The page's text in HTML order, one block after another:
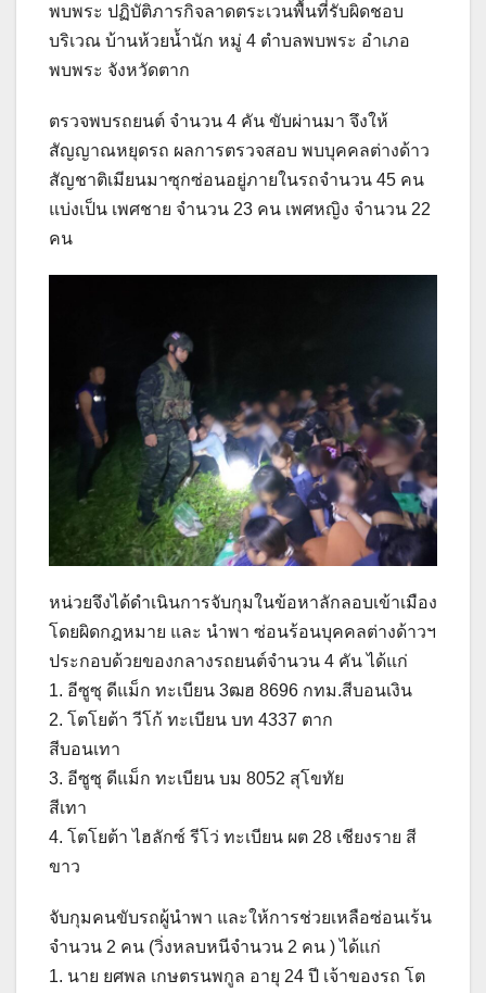
พบพระ ปฏิบัติภารกิจลาดตระเวนพื้นที่รับผิดชอบ
บริเวณ บ้านห้วยน้ำนัก หมู่ 4 ตำบลพบพระ อำเภอ
พบพระ จังหวัดตาก
ตรวจพบรถยนต์ จำนวน 4 คัน ขับผ่านมา จึงให้
สัญญาณหยุดรถ ผลการตรวจสอบ พบบุคคลต่างด้าว
สัญชาติเมียนมาซุกซ่อนอยู่ภายในรถจำนวน 45 คน
แบ่งเป็น เพศชาย จำนวน 23 คน เพศหญิง จำนวน 22
คน
หน่วยจึงได้ดำเนินการจับกุมในข้อหาลักลอบเข้าเมือง
โดยผิดกฎหมาย และ นำพา ซ่อนร้อนบุคคลต่างด้าวฯ
ประกอบด้วยของกลางรถยนต์จำนวน 4 คัน ได้แก่
1. อีซูซุ ดีแม็ก ทะเบียน 3ฒฮ 8696 กทม.สีบอนเงิน
2. โตโยต้า วีโก้ ทะเบียน บท 4337 ตาก
สีบอนเทา
3. อีซูซุ ดีแม็ก ทะเบียน บม 8052 สุโขทัย
สีเทา
4. โตโยต้า ไฮลักซ์ รีโว่ ทะเบียน ผต 28 เชียงราย สี
ขาว
จับกุมคนขับรถผู้นำพา และให้การช่วยเหลือซ่อนเร้น
จำนวน 2 คน (วิ่งหลบหนีจำนวน 2 คน ) ได้แก่
1. นาย ยศพล เกษตรนพกูล อายุ 24 ปี เจ้าของรถ โต